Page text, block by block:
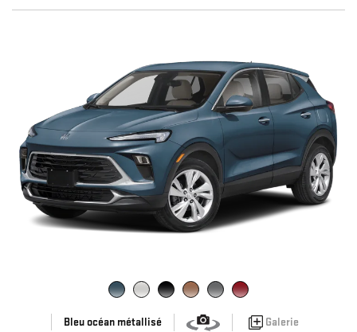
Bleu océan métallisé Galerie